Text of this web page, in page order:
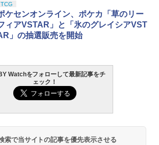
K トランスフォーマー ニューレジェンズ
NL-07 サウンドウェーブ 可動フィギュア
￥4,440
タカラトミー(TAKARA TOMY) T-SPAR
K トランスフォーマー ニューレジェンズ
NL-06 オートボット コスモス 可動フィ
K REALIZE MODEL リアライズモデル Z
OIDS ゾイド RMZ-025 ライガーゼロフ
ァルコン (ZBF) 色分け済み プラキット
Blokees スター ウォーズ マンダロリア
ン&グローグー CC05 ディン ジャリン&
プラスチックモデル
ト ガバメント HG 18歳以上エアーHOP
ハンドガン
￥3,384
東京マルイ (TOKYO MARUI) ガスブロー
バックマシンガン No.14 20式 5.56mm
小銃 18歳以上 ガスブローバック
￥190,000
ミアムトップコートスプレー 光沢 88ml
ホビー用仕上材 B601
￥748
タミヤ クラフトツールシリーズ No.123
先細薄刃ニッパー (ゲートカット用) プラ
モデル用工具 74123
￥2,781
TCG
ケセンオンライン、ポケカ「草のリー
ィアVSTAR」と「氷のグレイシアVST
」の抽選販売を開始
Watchをフォローして最新記事をチ
ェック！
索で当サイトの記事を優先表示させる